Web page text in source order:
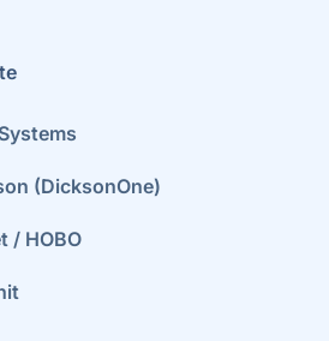
(DicksonOne)
/ HOBO